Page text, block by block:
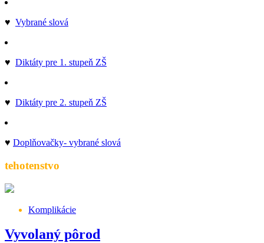
♥ Vybrané slová
♥ Diktáty pre 1. stupeň ZŠ
♥ Diktáty pre 2. stupeň ZŠ
♥ Doplňovačky- vybrané slová
tehotenstvo
Komplikácie
Vyvolaný pôrod